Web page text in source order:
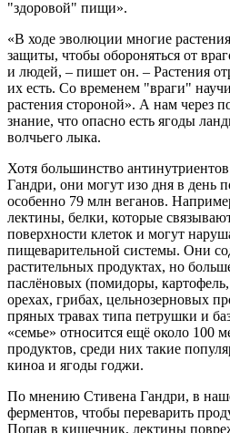
"здоровой" пищи».
«В ходе эволюции многие
защиты, чтобы обороняться от
и людей, – пишет он. – Растения
их есть. Со временем "враги"
растения стороной». А нам через
знание, что опасно есть ягоды
волчьего лыка.
Хотя большинство
Гандри, они могут изо дня в день
особенно 79 млн веганов.
лектины, белки, которые
поверхности клеток и могут
пищеварительной системы. Они
растительных продуктах, но
паслёновых (помидоры,
орехах, грибах, цельнозерновых
пряных травах типа петрушки и
«семье» относится ещё около 100
продуктов, среди них такие
киноа и ягоды годжи.
По мнению Стивена Гандри, в
ферментов, чтобы переварить
Попав в кишечник, лектины